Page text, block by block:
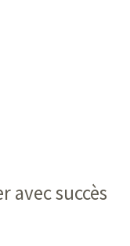
avec succès